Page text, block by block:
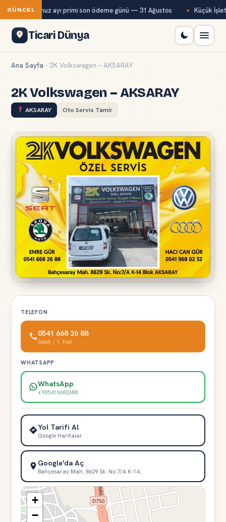
GÜNCEL
Kur temmuz ayı primi son ödeme günü — 31 Ağustos Küçük
Ticari Dünya
Ana Sayfa - 2K Volkswagen – AKSARAY
2K Volkswagen – AKSARAY
AKSARAY Oto Servis Tamir
TELEFON
0541 668 26 88
Sabit / 1. Hat
WHATSAPP
WhatsApp
+905416682688
Yol Tarifi Al
Google Haritalar
Google'da Aç
Bahçesaray Mah. 8629 Sk. No:7/A K-14…
+
−